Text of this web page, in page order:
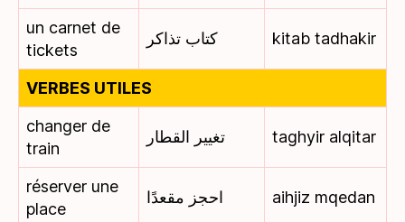
un carnet de
tickets
كتاب تذاكر kitab tadhakir
VERBES UTILES
changer de
train
تغيير القطار taghyir alqitar
réserver une
place
احجز مقعدًا aihjiz mqedan